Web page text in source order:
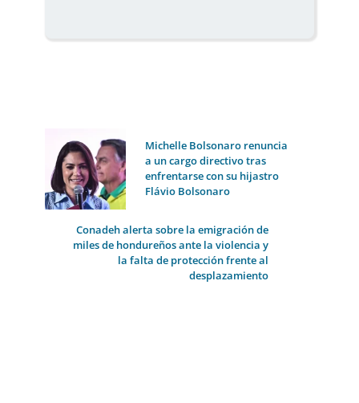
Michelle Bolsonaro renuncia
a un cargo directivo tras
enfrentarse con su hijastro
Flávio Bolsonaro
Conadeh alerta sobre la emigración de
miles de hondureños ante la violencia y
la falta de protección frente al
desplazamiento